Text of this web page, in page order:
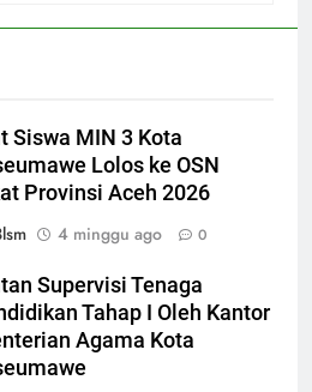
Siswa MIN 3 Kota
Lolos ke OSN
Provinsi Aceh 2026
4 minggu ago 0
Supervisi Tenaga
Tahap I Oleh Kantor
Agama Kota